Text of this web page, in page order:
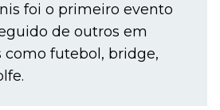
foi o primeiro evento
de outros em
como futebol, bridge,